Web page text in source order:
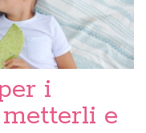
i
e